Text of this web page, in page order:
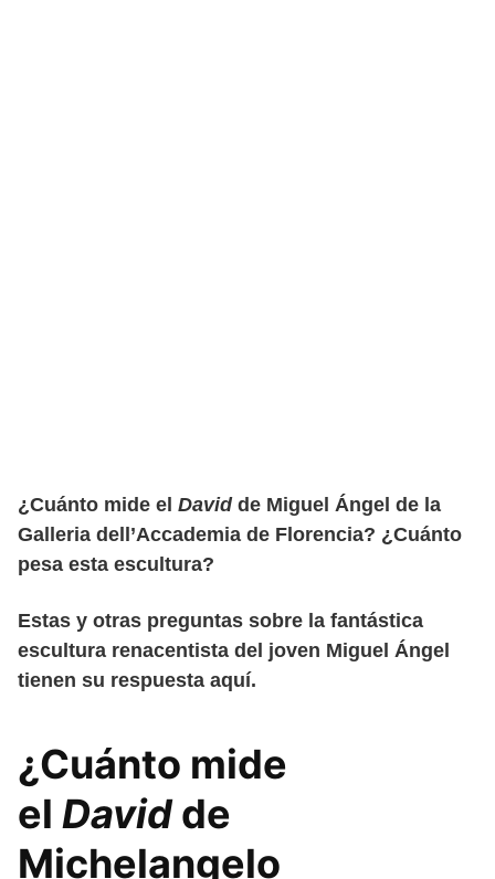
¿Cuánto mide el David de Miguel Ángel de la
Galleria dell’Accademia de Florencia? ¿Cuánto
pesa esta escultura?
Estas y otras preguntas sobre la fantástica
escultura renacentista del joven Miguel Ángel
tienen su respuesta aquí.
¿Cuánto mide
el Davidde
Michelangelo